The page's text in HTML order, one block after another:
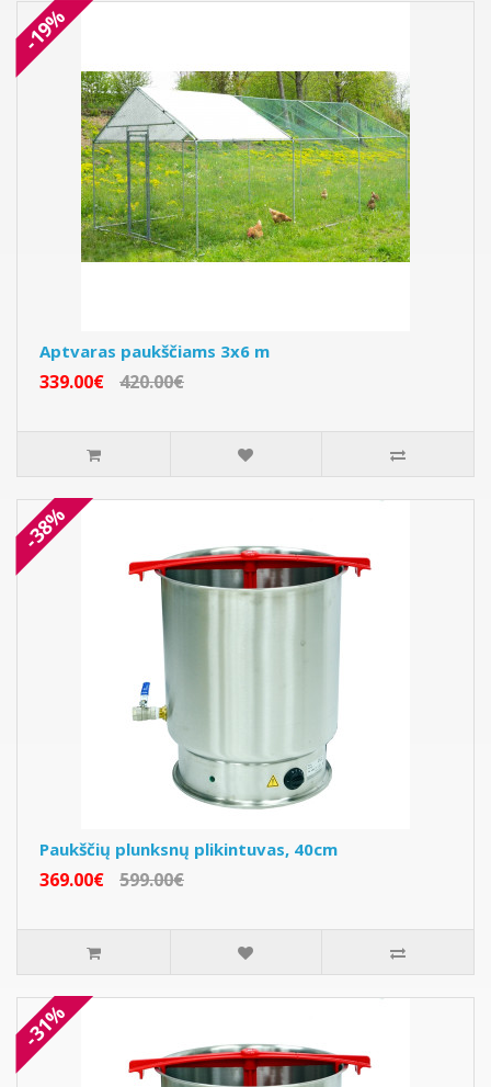
-19%
Aptvaras paukščiams 3x6 m
339.00€ 420.00€
-38%
Paukščių plunksnų plikintuvas, 40cm
369.00€ 599.00€
-31%